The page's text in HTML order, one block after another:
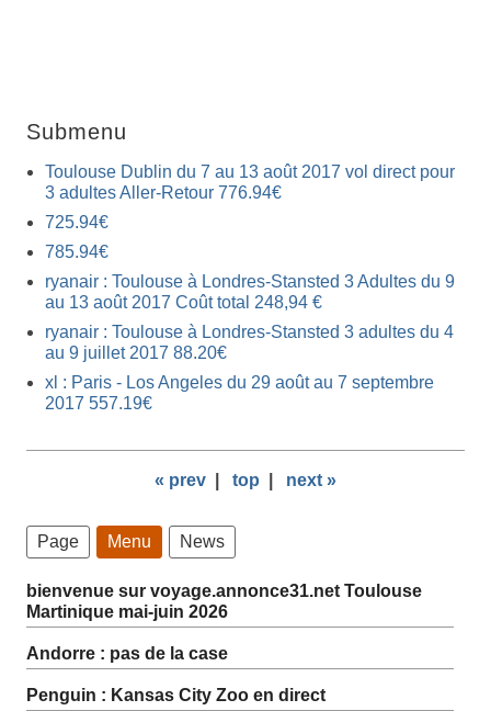
Submenu
Toulouse Dublin du 7 au 13 août 2017 vol direct pour
3 adultes Aller-Retour 776.94€
725.94€
785.94€
ryanair : Toulouse à Londres-Stansted 3 Adultes du 9
au 13 août 2017 Coût total 248,94 €
ryanair : Toulouse à Londres-Stansted 3 adultes du 4
au 9 juillet 2017 88.20€
xl : Paris - Los Angeles du 29 août au 7 septembre
2017 557.19€
« prev top next »
Page Menu News
bienvenue sur voyage.annonce31.net Toulouse
Martinique mai-juin 2026
Andorre : pas de la case
Penguin : Kansas City Zoo en direct